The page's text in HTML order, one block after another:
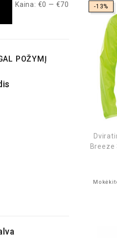
Kaina: €0 — €70
POŽYMĮ
-13%
Breeze